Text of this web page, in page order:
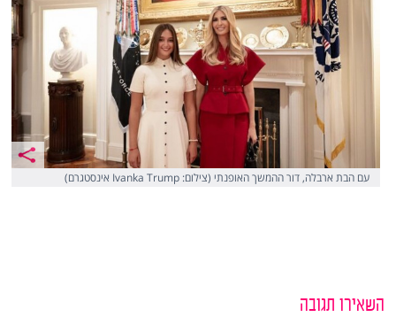
עם הבת ארבלה, דור ההמשך האופנתי (צילום: Ivanka Trump אינסטגרם)
השאירו תגובה